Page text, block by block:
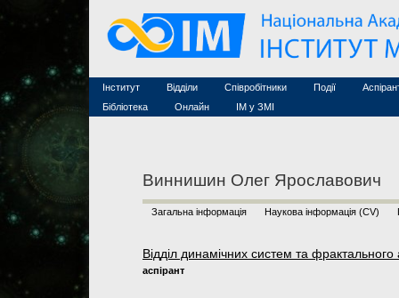
Інститут
Конкурси на посади
Науково-організаційна робота
Відділи Співробітники
Асоційовані дослідники
Технічний персонал
Події
Конференції
Курси з
Бібліотека
MathSciNet
Публікації
Онлайн
ІМ у ЗМІ
Виннишин Олег Ярославович
Загальна інформація Наукова інформація (CV)
Відділ динамічних систем та фрактального
аспірант